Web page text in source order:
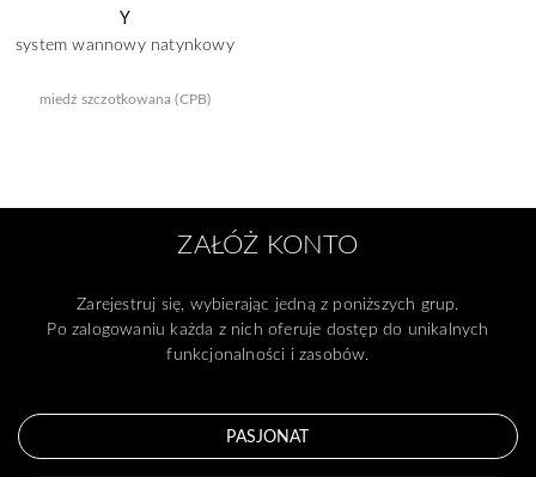
Y
system wannowy natynkowy
miedź szczotkowana (CPB)
ZAŁÓŻ KONTO
Zarejestruj się, wybierając jedną z poniższych grup.
Po zalogowaniu każda z nich oferuje dostęp do unikalnych
funkcjonalności i zasobów.
PASJONAT